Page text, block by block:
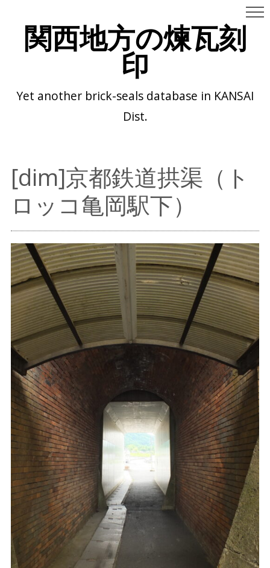
関西地方の煉瓦刻
印
Yet another brick-seals database in KANSAI
Dist.
[dim]京都鉄道拱渠（ト
ロッコ亀岡駅下）